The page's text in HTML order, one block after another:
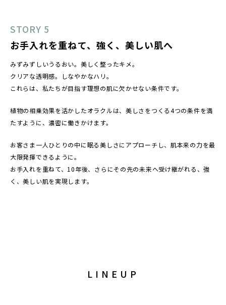
STORY 5
お手入れを重ねて、強く、美しい肌へ
みずみずしいうるおい。美しく整ったキメ。
クリアな透明感。しなやかなハリ。
これらは、私たちが目指す理想の肌に欠かせない条件です。
植物の相乗効果を活かしたオラクルは、美しさをつくる4つの条件を満
たすように、濃密に働きかけます。
お客さま一人ひとりの中に眠る美しさにアプローチし、肌本来の力を最
大限発揮できるように。
お手入れを重ねて、10年後、さらにその先の未来へ受け継がれる、強
く、美しい肌を実現します。
LINEUP